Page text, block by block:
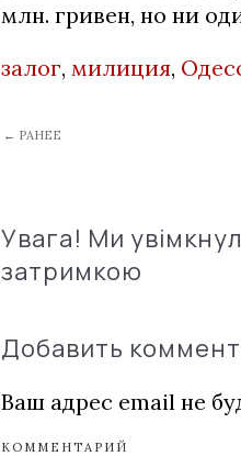
млн. гривен, но ни
залог, милиция,
← РАНЕЕ
Увага! Ми
затримкою
Добавить
Ваш адрес email не
КОММЕНТАРИЙ